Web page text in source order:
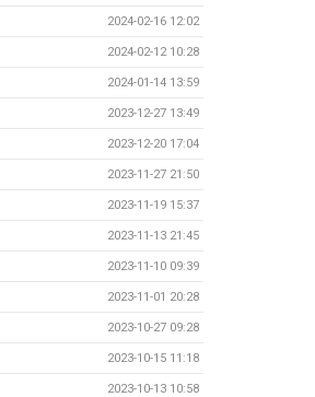
2024-02-16 12:02
2024-02-12 10:28
2024-01-14 13:59
2023-12-27 13:49
2023-12-20 17:04
2023-11-27 21:50
2023-11-19 15:37
2023-11-13 21:45
2023-11-10 09:39
2023-11-01 20:28
2023-10-27 09:28
2023-10-15 11:18
2023-10-13 10:58